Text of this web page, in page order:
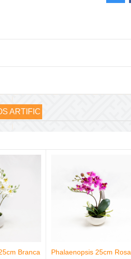
ARTIFIC
Branca
Phalaenopsis 25cm Rosa